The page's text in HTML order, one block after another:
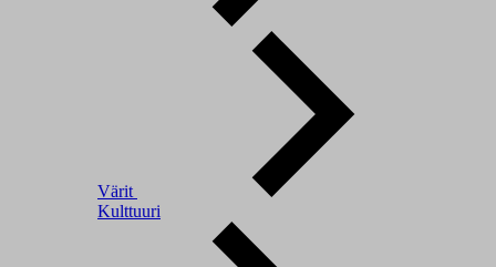
Värit
Kulttuuri